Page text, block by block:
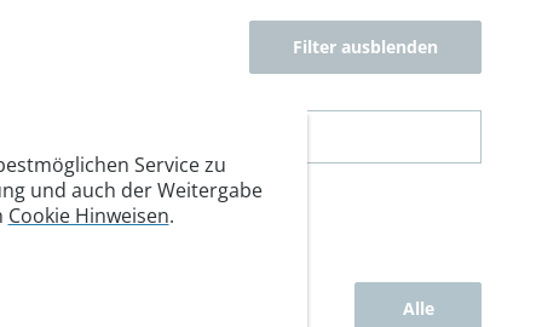
Filter ausblenden
Alle
Service zu
und auch der Weitergabe
Cookie Hinweisen.